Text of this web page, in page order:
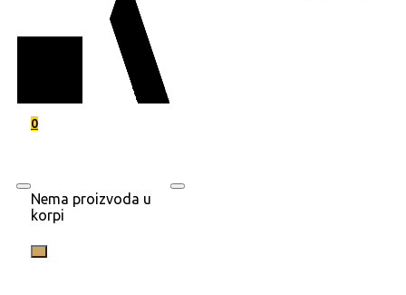
0
Nema proizvoda u
korpi